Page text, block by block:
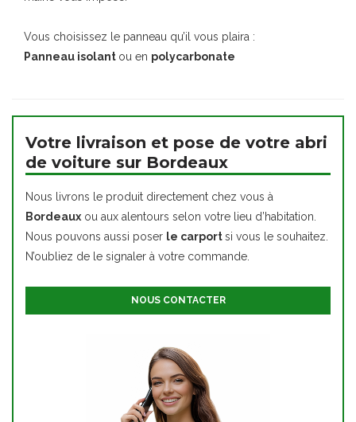
Vous choisissez le panneau qu’il vous plaira :
Panneau isolant ou en polycarbonate
Votre livraison et pose de votre abri
de voiture sur Bordeaux
Nous livrons le produit directement chez vous à
Bordeauxou aux alentours selon votre lieu d’habitation.
Nous pouvons aussi poser le carportsi vous le souhaitez.
N’oubliez de le signaler à votre commande.
NOUS CONTACTER